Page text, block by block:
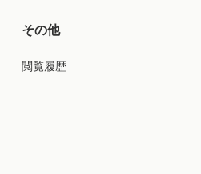
その他
閲覧履歴